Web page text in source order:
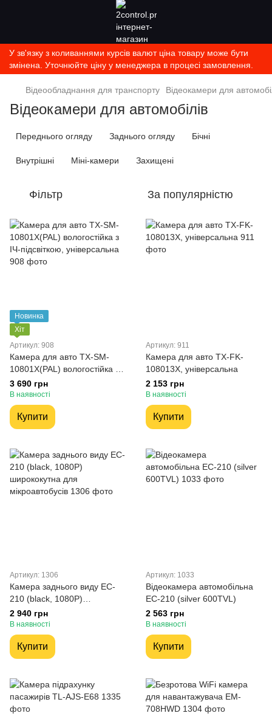
У зв'язку з коливаннями курсів валют ціна товару може бути
змінена. Уточнюйте ціну у менеджера в процесі замовлення.
Відеообладнання для транспорту Відеокамери для
Відеокамери для автомобілів
Переднього огляду Заднього огляду Бічні
Внутрішні Міні-камери Захищені
Фільтр За популярністю
Новинка
Хіт
Артикул: 908
Камера для авто TX-SM-
10801X(PAL) вологостійка з
ІЧ-підсвіткою, універсальна
3 690 грн
В наявності
Купити
Артикул: 911
Камера для авто TX-FK-
108013X, універсальна
2 153 грн
В наявності
Купити
Артикул: 1306
Камера заднього виду EC-
210 (black, 1080P)
ширококутна для
мікроавтобусів
2 940 грн
В наявності
Купити
Артикул: 1033
Відеокамера автомобільна
ЕС-210 (silver 600TVL)
2 563 грн
В наявності
Купити